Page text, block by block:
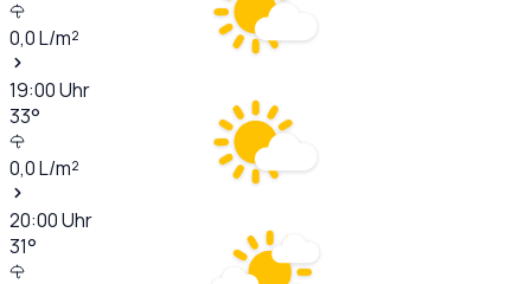
0,0L/m²
19:00Uhr
33°
0,0L/m²
20:00Uhr
31°